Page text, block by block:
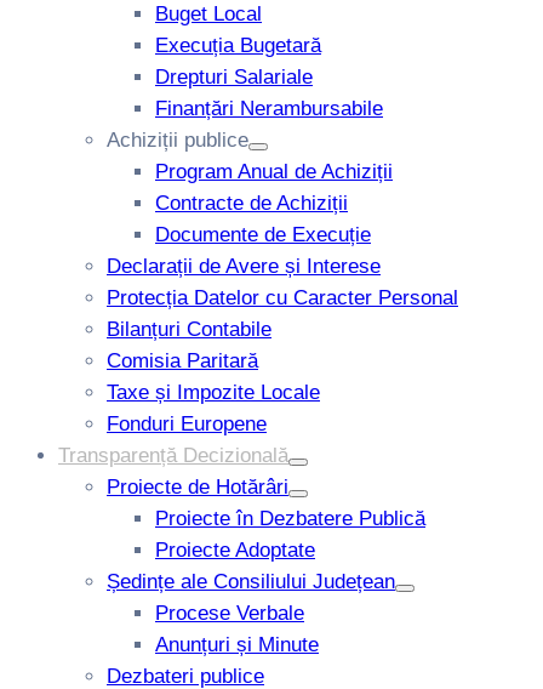
Buget Local
Execuția Bugetară
Drepturi Salariale
Finanțări Nerambursabile
Achiziții publice
Program Anual de Achiziții
Contracte de Achiziții
Documente de Execuție
Declarații de Avere și Interese
Protecția Datelor cu Caracter Personal
Bilanțuri Contabile
Comisia Paritară
Taxe și Impozite Locale
Fonduri Europene
Transparență Decizională
Proiecte de Hotărâri
Proiecte în Dezbatere Publică
Proiecte Adoptate
Ședințe ale Consiliului Județean
Procese Verbale
Anunțuri și Minute
Dezbateri publice